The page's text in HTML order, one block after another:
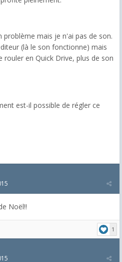
problème mais je n'ai pas de son.
(là le son fonctionne) mais
en Quick Drive, plus de son
est-il possible de régler ce
Noël!!
1